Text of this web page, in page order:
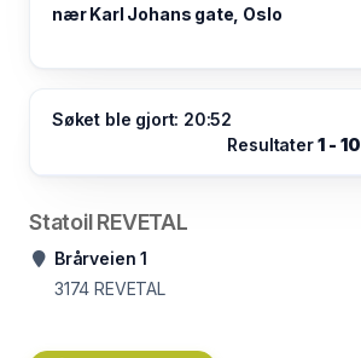
nær Karl Johans gate, Oslo
Søket ble gjort: 20:52
Resultater1 - 10
Statoil REVETAL
Brårveien 1
3174 REVETAL